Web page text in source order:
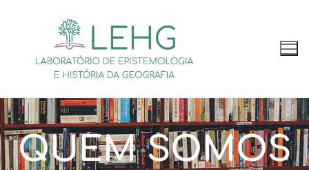
QUEM SOMOS